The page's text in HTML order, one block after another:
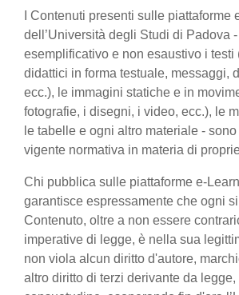
I Contenuti presenti sulle piattaforme
dell’Università degli Studi di Padova
esemplificativo e non esaustivo i testi
didattici in forma testuale, messaggi,
ecc.), le immagini statiche e in
fotografie, i disegni, i video, ecc.), le
le tabelle e ogni altro materiale -
vigente normativa in materia di
Chi pubblica sulle piattaforme e-
garantisce espressamente che ogni
Contenuto, oltre a non essere
imperative di legge, è nella sua
non viola alcun diritto d'autore,
altro diritto di terzi derivante da legge,